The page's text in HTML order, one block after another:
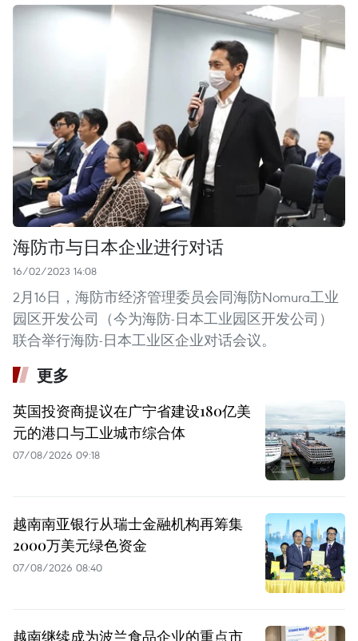
海防市与日本企业进行对话
16/02/2023 14:08
2月16日，海防市经济管理委员会同海防Nomura工业
园区开发公司（今为海防-日本工业园区开发公司）
联合举行海防-日本工业区企业对话会议。
更多
英国投资商提议在广宁省建设180亿美
元的港口与工业城市综合体
07/08/2026 09:18
越南南亚银行从瑞士金融机构再筹集
2000万美元绿色资金
07/08/2026 08:40
越南继续成为波兰食品企业的重点市